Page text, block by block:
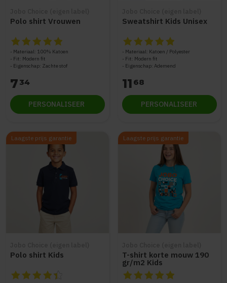
Polo shirt Vrouwen
De beoordeling van dit product is5 van de 5
Materiaal: 100% Katoen
Fit: Modern fit
Eigenschap: Zachte stof
7 34
PERSONALISEER
Sweatshirt Kids Unisex
De beoordeling van dit
Materiaal: Katoen / Polyester
Fit: Modern fit
Eigenschap: Ademend
11 68
PERSONALISEER
Laagste prijs garantie
Polo shirt Kids
De beoordeling van dit product is4.5van de 5
Laagste prijs garantie
T-shirt korte mouw 190
gr/m2 Kids
De beoordeling van dit